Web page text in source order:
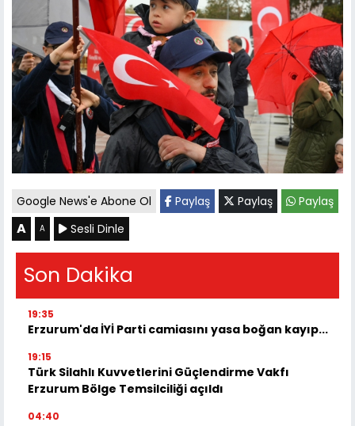
Google News'e Abone Ol Paylaş Paylaş Paylaş
A A Sesli Dinle
Son Dakika
19:35
Erzurum'da İYİ Parti camiasını yasa boğan kayıp...
19:15
Türk Silahlı Kuvvetlerini Güçlendirme Vakfı
Erzurum Bölge Temsilciliği açıldı
04:40